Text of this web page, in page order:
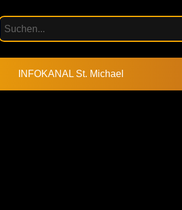
INFOKANAL St. Michael